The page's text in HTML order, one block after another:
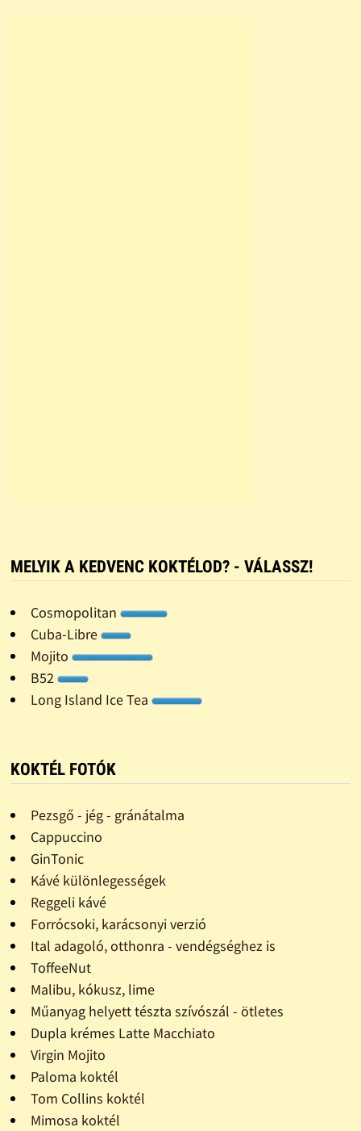
MELYIK A KEDVENC KOKTÉLOD? - VÁLASSZ!
Cosmopolitan
Cuba-Libre
Mojito
B52
Long Island Ice Tea
KOKTÉL FOTÓK
Pezsgő - jég - gránátalma
Cappuccino
GinTonic
Kávé különlegességek
Reggeli kávé
Forrócsoki, karácsonyi verzió
Ital adagoló, otthonra - vendégséghez is
ToffeeNut
Malibu, kókusz, lime
Műanyag helyett tészta szívószál - ötletes
Dupla krémes Latte Macchiato
Virgin Mojito
Paloma koktél
Tom Collins koktél
Mimosa koktél